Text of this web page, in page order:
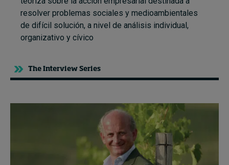
resolver problemas sociales y medioambientales
de difícil solución, a nivel de análisis individual,
organizativo y cívico
The Interview Series